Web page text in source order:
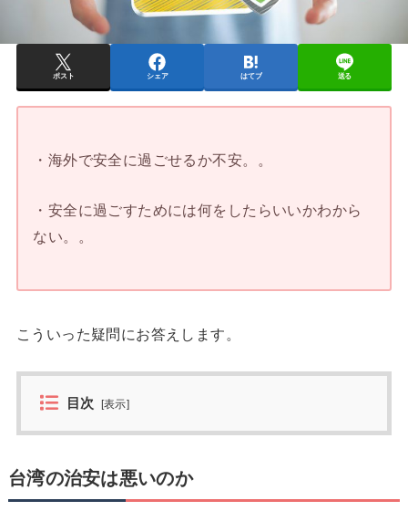
ポスト シェア はてブ 送る
・海外で安全に過ごせるか不安。。
・安全に過ごすためには何をしたらいいかわから
ない。。
こういった疑問にお答えします。
目次 [表示]
台湾の治安は悪いのか